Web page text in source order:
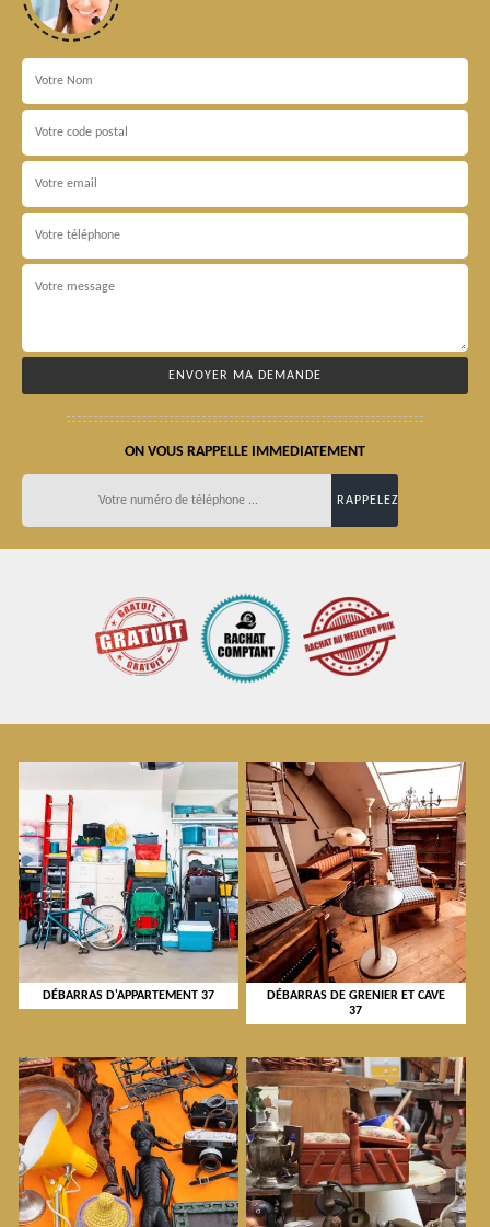
ON VOUS RAPPELLE IMMEDIATEMENT
DÉBARRAS D'APPARTEMENT 37
DÉBARRAS DE GRENIER ET CAVE
37